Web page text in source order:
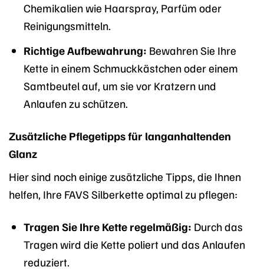
Chemikalien wie Haarspray, Parfüm oder
Reinigungsmitteln.
Richtige Aufbewahrung: Bewahren Sie Ihre
Kette in einem Schmuckkästchen oder einem
Samtbeutel auf, um sie vor Kratzern und
Anlaufen zu schützen.
Zusätzliche Pflegetipps für langanhaltenden
Glanz
Hier sind noch einige zusätzliche Tipps, die Ihnen
helfen, Ihre FAVS Silberkette optimal zu pflegen:
Tragen Sie Ihre Kette regelmäßig: Durch das
Tragen wird die Kette poliert und das Anlaufen
reduziert.